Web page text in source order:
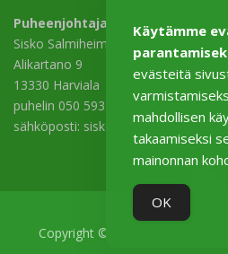
Puheenjohtaja
Sisko Salmiheimo
Alikartano 9
13330 Harviala
puhelin 050 593 3529
sähköposti:
Copyright © 2026
Käytämme
evästeitä
mahdollisen
takaamiseksi
mainonnan
OK